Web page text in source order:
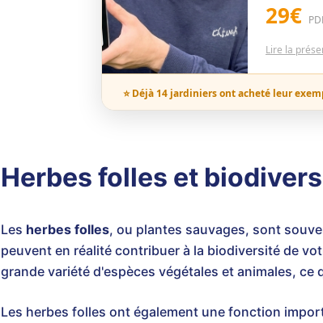
29€
Lire la
⭐ Déjà 14 jardiniers ont acheté leur
Herbes folles et
Les herbes folles, ou plantes sauvages, sont
peuvent en réalité contribuer à la biodiversité de
grande variété d'espèces végétales et animales,
Les herbes folles ont également une fonction